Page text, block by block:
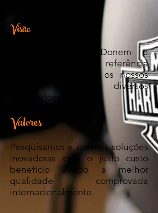
Visão
Tornar a marca Donem e
SavasMotoparts uma referência
em qualidade para os nossos
clientes dos mais diversos
segmentos.
Valores
Pesquisamos e criamos soluções
inovadoras com o justo custo
benefício aliado a melhor
qualidade comprovada
internacionalmente.